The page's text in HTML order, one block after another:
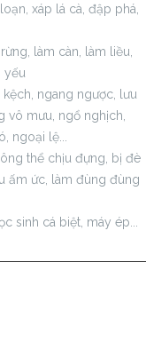
xáp lá cà, đập phá,
làm càn, làm liều,
yếu
ngang ngược, lưu
vô mưu, ngổ nghịch,
ngoại lệ...
thể chịu đựng, bị đè
ấm ức, làm đùng đùng
sinh cá biệt, máy ép...